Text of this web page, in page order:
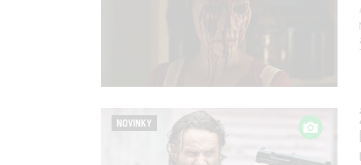
NOVINKY